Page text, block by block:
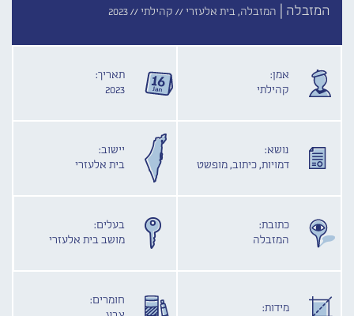
המזבלה | המזבלה, בית אלעזרי // קהילתי //2023
אמן:
קהילתי
תאריך:
2023
נושא:
דמויות, כיתוב, מופשט
יישוב:
בית אלעזרי
כתובת:
המזבלה
בעלים:
מושב בית אלעזרי
מידות:
חומרים: